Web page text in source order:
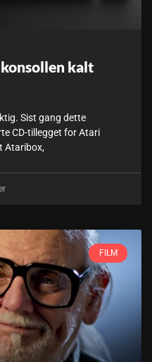
kalt
Sist gang dette
CD-tillegget for Atari
Ataribox,
FILM